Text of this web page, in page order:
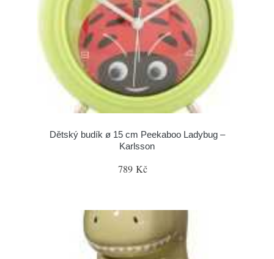
Dětský budík ø 15 cm Peekaboo Ladybug –
Karlsson
789 Kč